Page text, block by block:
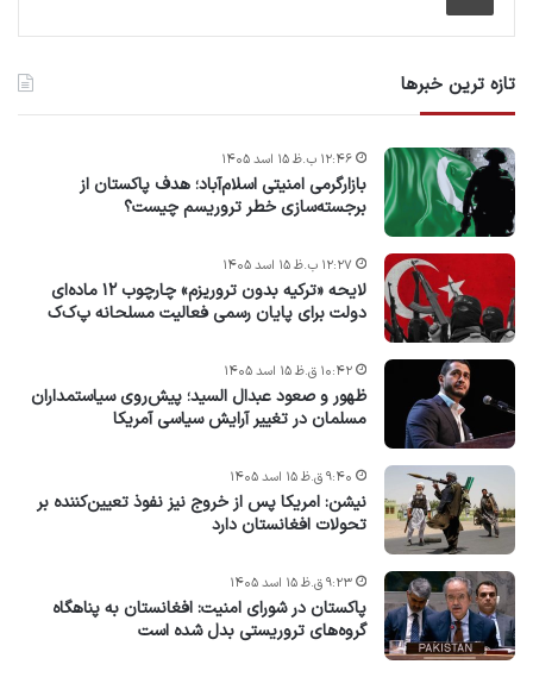
تازه ترین خبرها
بازارگرمی امنیتی اسلام‌آباد؛ هدف پاکستان از
برجسته‌سازی خطر تروریسم چیست؟
۱۲:۴۶ ب.ظ ۱۵ اسد ۱۴۰۵
لایحه «ترکیه بدون تروریزم» چارچوب ۱۲ ماده‌ای
دولت برای پایان رسمی فعالیت مسلحانه پ‌ک‌ک
۱۲:۲۷ ب.ظ ۱۵ اسد ۱۴۰۵
ظهور و صعود عبدال السید؛ پیش‌روی سیاستمداران
مسلمان در تغییر آرایش سیاسی آمریکا
۱۰:۴۲ ق.ظ ۱۵ اسد ۱۴۰۵
نیشن: امریکا پس از خروج نیز نفوذ تعیین‌کننده بر
تحولات افغانستان دارد
۹:۴۰ ق.ظ ۱۵ اسد ۱۴۰۵
پاکستان در شورای امنیت: افغانستان به پناهگاه
گروه‌های تروریستی بدل شده است
۹:۲۳ ق.ظ ۱۵ اسد ۱۴۰۵